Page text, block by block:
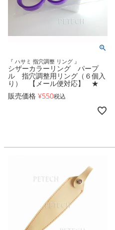
『 ハサミ 指穴調整 リング 』
シザーカラーリング パープ
ル 指穴調整用リング（６個入
り） 【メール便対応】 ★
販売価格 ¥550税込